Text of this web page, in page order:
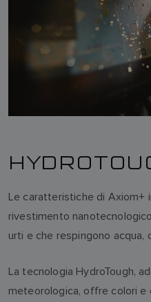
Le caratteristiche di Axiom+
rivestimento
urti e che respingono acqua,
La tecnologia HydroTough,
meteorologica, offre colori